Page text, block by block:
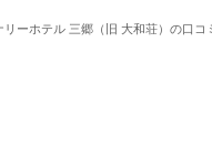
リーホテル 三郷（旧 大和荘）の口コ